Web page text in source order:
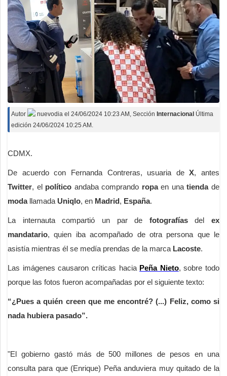
Autor nuevodia el 24/06/2024 10:23 AM , Sección Internacional Última
edición 24/06/2024 10:25 AM.
CDMX.
De acuerdo con Fernanda Contreras, usuaria deX, antes
Twitter, el político andaba comprando ropaen unatiendade
modallamada Uniqlo, en Madrid, España.
La internauta compartió un par de fotografíasdel ex
mandatario, quien iba acompañado de otra persona que le
asistía mientras él se medía prendas de la marca Lacoste.
Las imágenes causaron críticas hacia Peña Nieto, sobre todo
porque las fotos fueron acompañadas por el siguiente texto:
“¿Pues a quién creen que me encontré? (...) Feliz, como si
nada hubiera pasado”.
"El gobierno gastó más de 500 millones de pesos en una
consulta para que (Enrique) Peña anduviera muy quitado de la